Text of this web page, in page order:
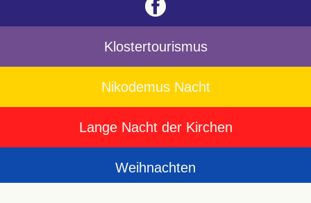
Klostertourismus
Nikodemus Nacht
Lange Nacht der Kirchen
Weihnachten